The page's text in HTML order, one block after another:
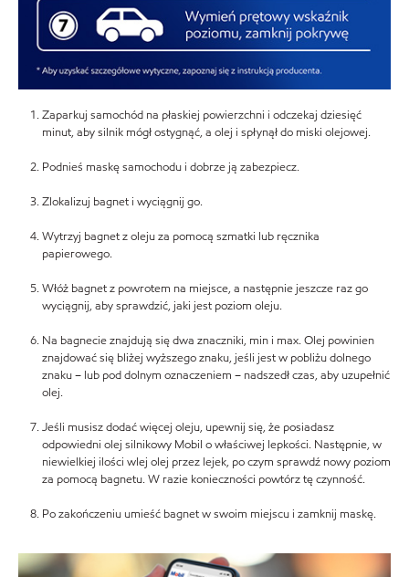
Zaparkuj samochód na płaskiej powierzchni i odczekaj dziesięć
minut, aby silnik mógł ostygnąć, a olej i spłynął do miski olejowej.
Podnieś maskę samochodu i dobrze ją zabezpiecz.
Zlokalizuj bagnet i wyciągnij go.
Wytrzyj bagnet z oleju za pomocą szmatki lub ręcznika
papierowego.
Włóż bagnet z powrotem na miejsce, a następnie jeszcze raz go
wyciągnij, aby sprawdzić, jaki jest poziom oleju.
Na bagnecie znajdują się dwa znaczniki, min i max. Olej powinien
znajdować się bliżej wyższego znaku, jeśli jest w pobliżu dolnego
znaku – lub pod dolnym oznaczeniem – nadszedł czas, aby uzupełnić
olej.
Jeśli musisz dodać więcej oleju, upewnij się, że posiadasz
odpowiedni olej silnikowy Mobil o właściwej lepkości. Następnie, w
niewielkiej ilości wlej olej przez lejek, po czym sprawdź nowy poziom
za pomocą bagnetu. W razie konieczności powtórz tę czynność.
Po zakończeniu umieść bagnet w swoim miejscu i zamknij maskę.